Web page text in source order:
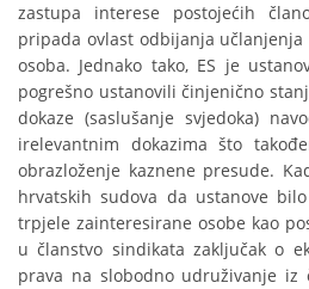
zastupa interese postojećih
pripada ovlast odbijanja
osoba. Jednako tako, ES je
pogrešno ustanovili činjenično
dokaze (saslušanje svjedoka)
irelevantnim dokazima što
obrazloženje kaznene presude.
hrvatskih sudova da ustanove
trpjele zainteresirane osobe kao
u članstvo sindikata zaključak o
prava na slobodno udruživanje iz